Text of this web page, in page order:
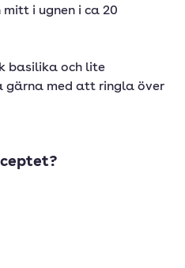
i ugnen i ca 20
basilika och lite
gärna med att ringla över